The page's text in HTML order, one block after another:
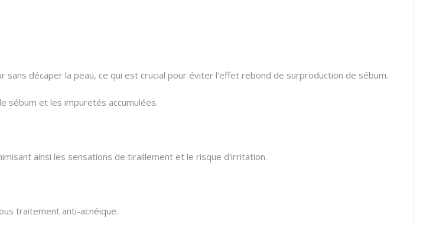
sans décaper la peau, ce qui est crucial pour éviter l'effet rebond de surproduction de sébum.
sébum et les impuretés accumulées.
ainsi les sensations de tiraillement et le risque d'irritation.
traitement anti-acnéique.